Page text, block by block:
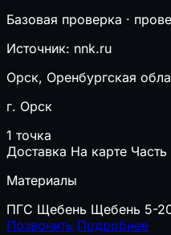
Базовая проверка ·
Источник: nnk.ru
Орск, Оренбургская
г. Орск
1 точка
Доставка На карте Часть
Материалы
ПГС Щебень Щебень 5-
Позвонить Подробнее